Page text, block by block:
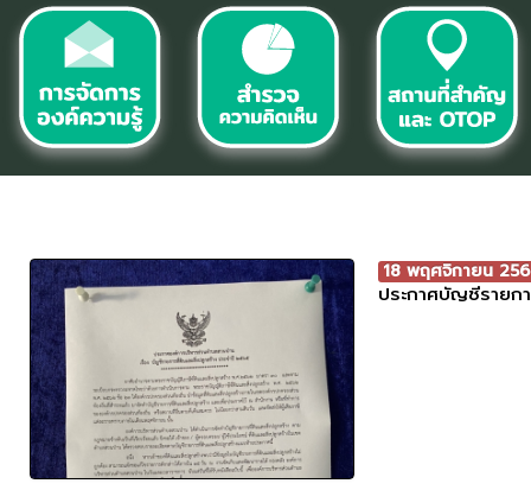
18 พฤศจิกายน
ประกาศบัญชีรายก